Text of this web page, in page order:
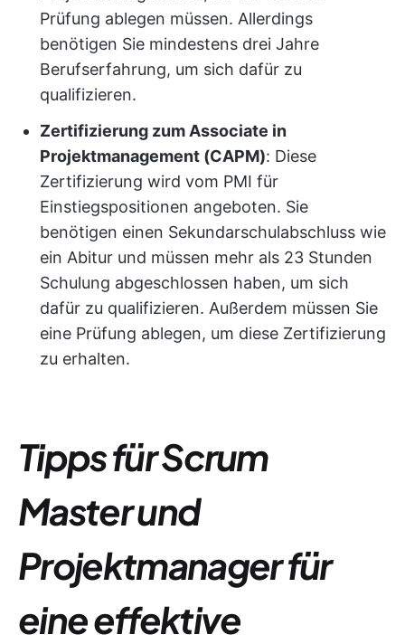
Prüfung ablegen müssen. Allerdings
benötigen Sie mindestens drei Jahre
Berufserfahrung, um sich dafür zu
qualifizieren.
Zertifizierung zum Associate in
Projektmanagement (CAPM): Diese
Zertifizierung wird vom PMI für
Einstiegspositionen angeboten. Sie
benötigen einen Sekundarschulabschluss wie
ein Abitur und müssen mehr als 23 Stunden
Schulung abgeschlossen haben, um sich
dafür zu qualifizieren. Außerdem müssen Sie
eine Prüfung ablegen, um diese Zertifizierung
zu erhalten.
Tipps für Scrum
Master und
Projektmanager für
eine effektive